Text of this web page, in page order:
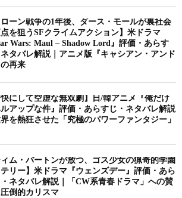
ローン戦争の1年後、ダース・モールが裏社会
を狙うSFクライムアクション】米ドラマ
Wars: Maul – Shadow Lord』評価・あらす
ネタバレ解説｜アニメ版『キャシアン・アンド
再来
快にして空虚な無双劇】日/韓アニメ『俺だけ
ルアップな件』評価・あらすじ・ネタバレ解説
界を熱狂させた「究極のパワーファンタジー」
ィム・バートンが放つ、ゴス少女の猟奇的学園
テリー】米ドラマ『ウェンズデー』評価・あら
ネタバレ解説｜「CW系青春ドラマ」への賛
倒的カリスマ